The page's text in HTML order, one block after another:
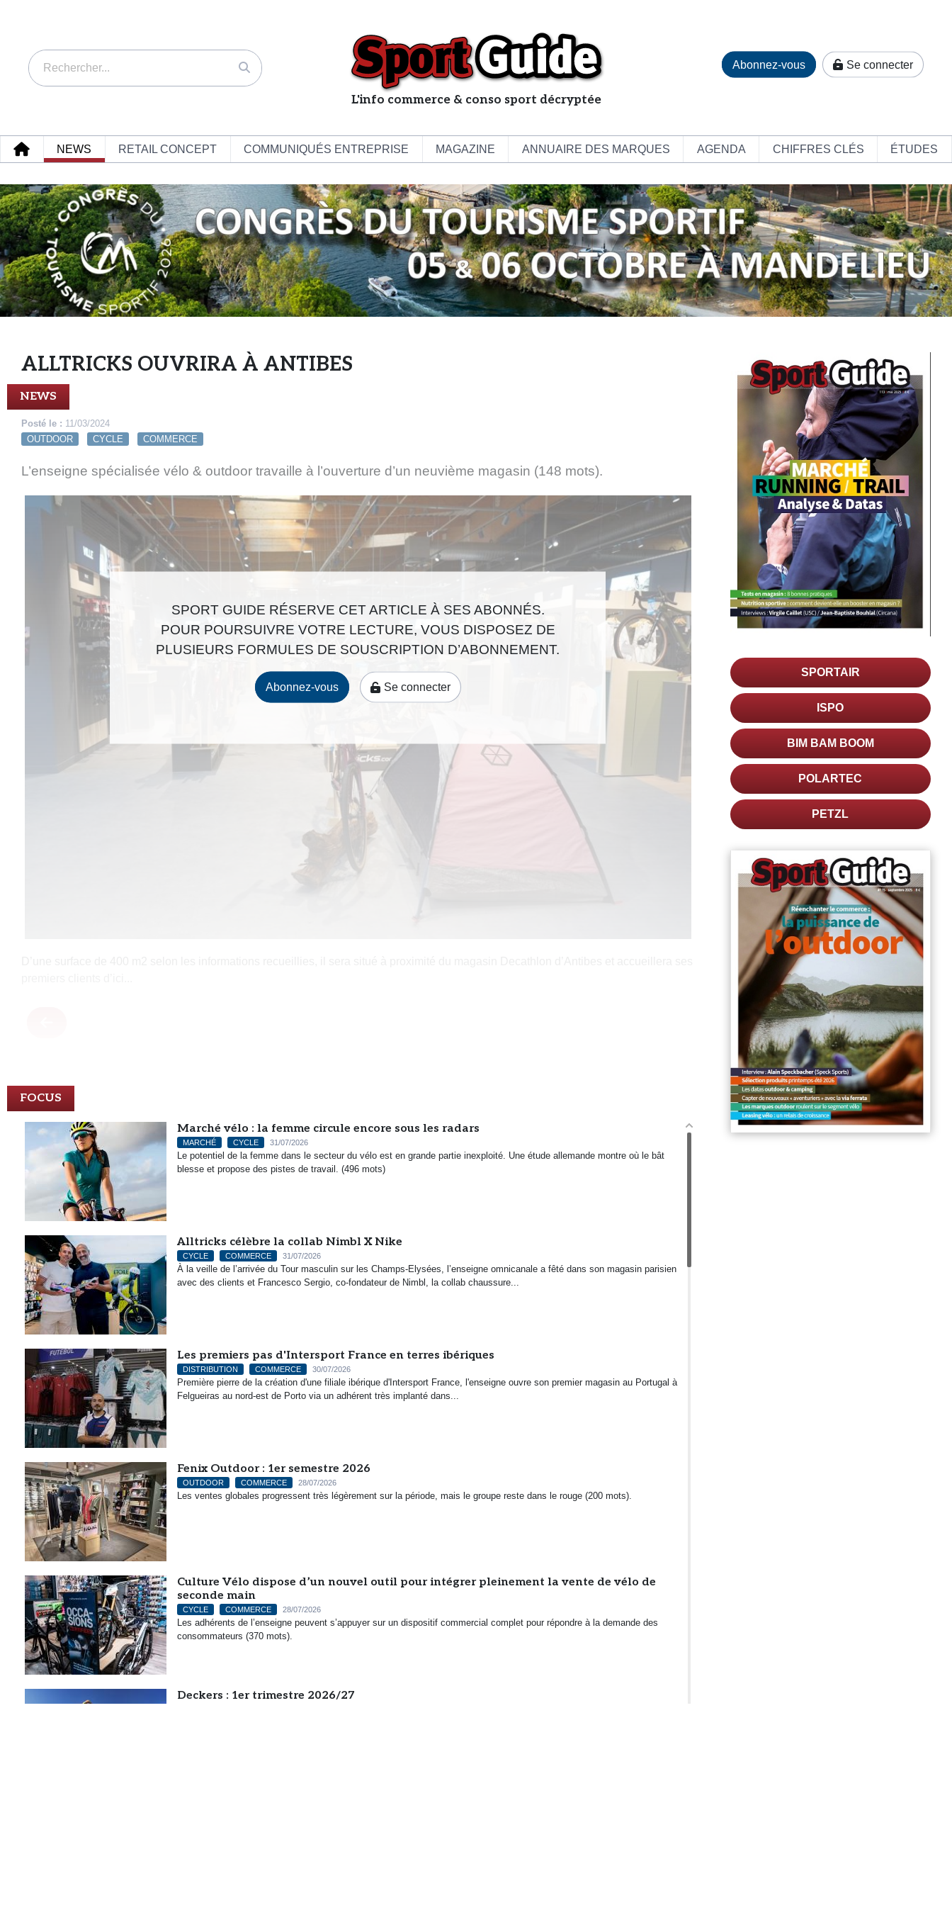
L'info commerce & conso sport décryptée
e
b
u
s
i
n
e
s
s
d
e
n
e
e
d
e
s
a
r
q
e
s
Abonnez-vous Se connecter
NEWS RETAIL CONCEPT COMMUNIQUÉS ENTREPRISE MAGAZINE ANNUAIRE DES MARQUES AGENDA CHIFFRES CLÉS ÉTUDES
ALLTRICKS OUVRIRA À ANTIBES
NEWS
Posté le : 11/03/2024
OUTDOOR
CYCLE COMMERCE
SPORT GUIDE RÉSERVE CET ARTICLE À SES ABONNÉS.
POUR POURSUIVRE VOTRE LECTURE, VOUS DISPOSEZ DE
PLUSIEURS FORMULES DE SOUSCRIPTION D’ABONNEMENT.
Abonnez-vous Se connecter
L’enseigne spécialisée vélo & outdoor travaille à l’ouverture d’un neuvième magasin (148 mots).
FOCUS
Marché vélo : la femme circule encore sous les radars
MARCHÉ CYCLE 31/07/2026
Le potentiel de la femme dans le secteur du vélo est en grande partie inexploité. Une étude allemande montre où le bât
blesse et propose des pistes de travail. (496 mots)
Alltricks célèbre la collab Nimbl X Nike
CYCLE COMMERCE 31/07/2026
À la veille de l’arrivée du Tour masculin sur les Champs-Elysées, l’enseigne omnicanale a fêté dans son magasin parisien
avec des clients et Francesco Sergio, co-fondateur de Nimbl, la collab chaussure...
Les premiers pas d'Intersport France en terres ibériques
DISTRIBUTION COMMERCE 30/07/2026
Première pierre de la création d'une filiale ibérique d'Intersport France, l'enseigne ouvre son premier magasin au Portugal à
Felgueiras au nord-est de Porto via un adhérent très implanté dans...
Fenix Outdoor : 1er semestre 2026
OUTDOOR COMMERCE 28/07/2026
Les ventes globales progressent très légèrement sur la période, mais le groupe reste dans le rouge (200 mots).
Culture Vélo dispose d’un nouvel outil pour intégrer pleinement la vente de vélo de
seconde main
CYCLE COMMERCE 28/07/2026
Les adhérents de l’enseigne peuvent s’appuyer sur un dispositif commercial complet pour répondre à la demande des
consommateurs (370 mots).
Deckers : 1er trimestre 2026/27
SPORTAIR
ISPO
BIM BAM BOOM
POLARTEC
PETZL